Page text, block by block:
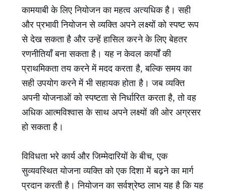
कामयाबी के लिए नियोजन का महत्व अत्यधिक है। सही
और प्रभावी नियोजन से व्यक्ति अपने लक्ष्यों को स्पष्ट रूप
से देख सकता है और उन्हें हासिल करने के लिए बेहतर
रणनीतियाँ बना सकता है। यह न केवल कार्यों की
प्राथमिकता तय करने में मदद करता है, बल्कि समय का
सही उपयोग करने में भी सहायक होता है। जब व्यक्ति
अपनी योजनाओं को स्पष्टता से निर्धारित करता है, तो वह
अधिक आत्मविश्वास के साथ अपने लक्ष्यों की ओर अग्रसर
हो सकता है।
विविधता भरे कार्य और जिम्मेदारियों के बीच, एक
सुव्यवस्थित योजना व्यक्ति को एक दिशा में बढ़ने का मार्ग
प्रदान करती है। नियोजन का सर्वश्रेष्ठ लाभ यह है कि यह